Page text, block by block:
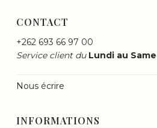
CONTACT
+262 693 66 97 00
Service client du Lundi au
Nous écrire
INFORMATIONS